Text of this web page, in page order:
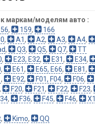
маркам/моделям авто :
, 159,
166
, A1, A2, A3, A4,
, Q3, Q5, Q7,
TT
, E23, E32, E31, E34,
, E61, E65, E66, E81,
, E92, F01, F04, F06,
, F20, F21, F22, F23,
, F36, F45, F46, X1
, Kimo,
QQ